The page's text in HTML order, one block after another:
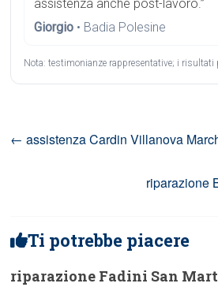
assistenza anche post-lavoro.”
Giorgio • Badia Polesine
Nota: testimonianze rappresentative; i risultati
← assistenza Cardin Villanova
riparazione
Ti potrebbe piacere
riparazione Fadini San